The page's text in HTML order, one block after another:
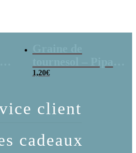
x 3
1,20€
client
cadeaux